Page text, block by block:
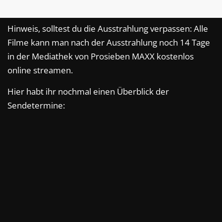
Hinweis, solltest du die Ausstrahlung verpassen: Alle
Filme kann man nach der Ausstrahlung noch 14 Tage
in der Mediathek von Prosieben MAXX kostenlos
online streamen.
Hier habt ihr nochmal einen Überblick der
Sendetermine: